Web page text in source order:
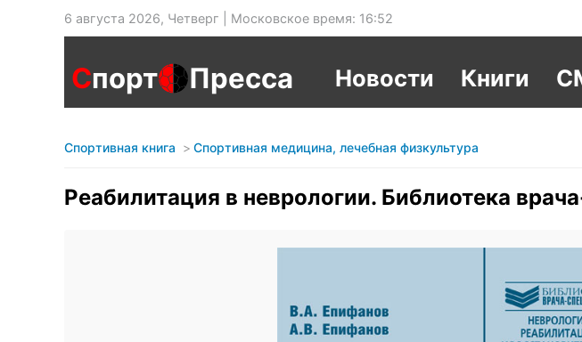
6 августа 2026, Четверг | Московское время: 16:52
Спорт Пресса Новости Книги
Спортивная книга Спортивная медицина, лечебная физкультура
Реабилитация в неврологии. Библиотека